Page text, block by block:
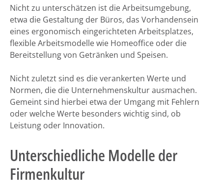
Nicht zu unterschätzen ist die Arbeitsumgebung,
etwa die Gestaltung der Büros, das Vorhandensein
eines ergonomisch eingerichteten Arbeitsplatzes,
flexible Arbeitsmodelle wie Homeoffice oder die
Bereitstellung von Getränken und Speisen.
Nicht zuletzt sind es die verankerten Werte und
Normen, die die Unternehmenskultur ausmachen.
Gemeint sind hierbei etwa der Umgang mit Fehlern
oder welche Werte besonders wichtig sind, ob
Leistung oder Innovation.
Unterschiedliche Modelle der
Firmenkultur